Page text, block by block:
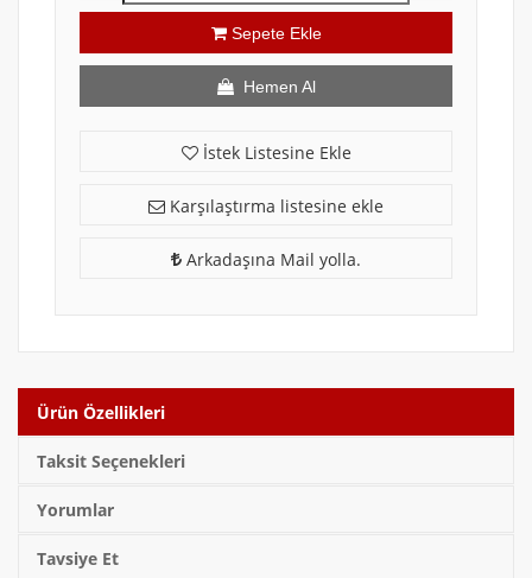
Sepete Ekle
Hemen Al
İstek Listesine Ekle
Karşılaştırma listesine ekle
Arkadaşına Mail yolla.
Ürün Özellikleri
Taksit Seçenekleri
Yorumlar
Tavsiye Et